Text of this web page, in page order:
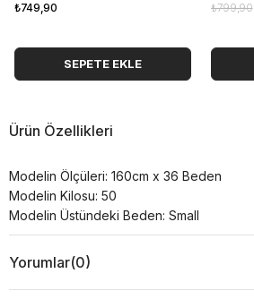
₺749,90
SEPETE EKLE
₺799,90
Ürün Özellikleri
Modelin Ölçüleri: 160cm x 36 Beden
Modelin Kilosu: 50
Modelin Üstündeki Beden: Small
Yorumlar(0)